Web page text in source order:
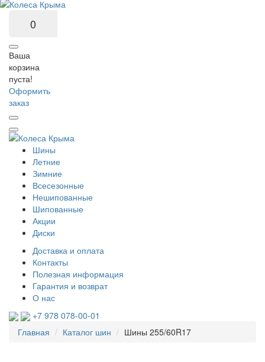
0
Ваша
корзина
пуста!
Оформить
заказ
Шины
Летние
Зимние
Всесезонные
Нешипованные
Шипованные
Акции
Диски
Доставка и оплата
Контакты
Полезная информация
Гарантия и возврат
О нас
+7 978 078-00-01
Главная
Каталог шин Шины 255/60R17